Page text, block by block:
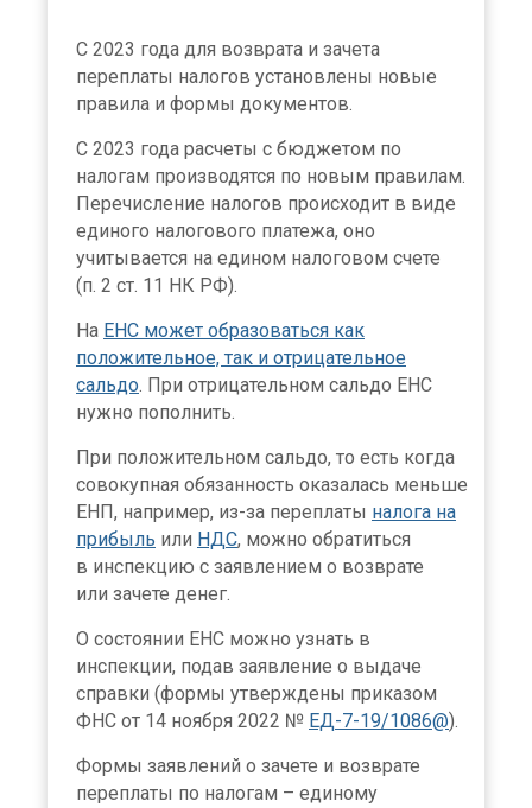
С 2023 года для возврата и зачета
переплаты налогов установлены новые
правила и формы документов.
С 2023 года расчеты с бюджетом по
налогам производятся по новым правилам.
Перечисление налогов происходит в виде
единого налогового платежа, оно
учитывается на едином налоговом счете
(п. 2 ст. 11 НК РФ).
На ЕНС может образоваться как
положительное, так и отрицательное
сальдо. При отрицательном сальдо ЕНС
нужно пополнить.
При положительном сальдо, то есть когда
совокупная обязанность оказалась меньше
ЕНП, например, из-за переплаты налога на
прибыль или НДС, можно обратиться
в инспекцию с заявлением о возврате
или зачете денег.
О состоянии ЕНС можно узнать в
инспекции, подав заявление о выдаче
справки (формы утверждены приказом
ФНС от 14 ноября 2022 № ЕД-7-19/1086@).
Формы заявлений о зачете и возврате
переплаты по налогам – единому